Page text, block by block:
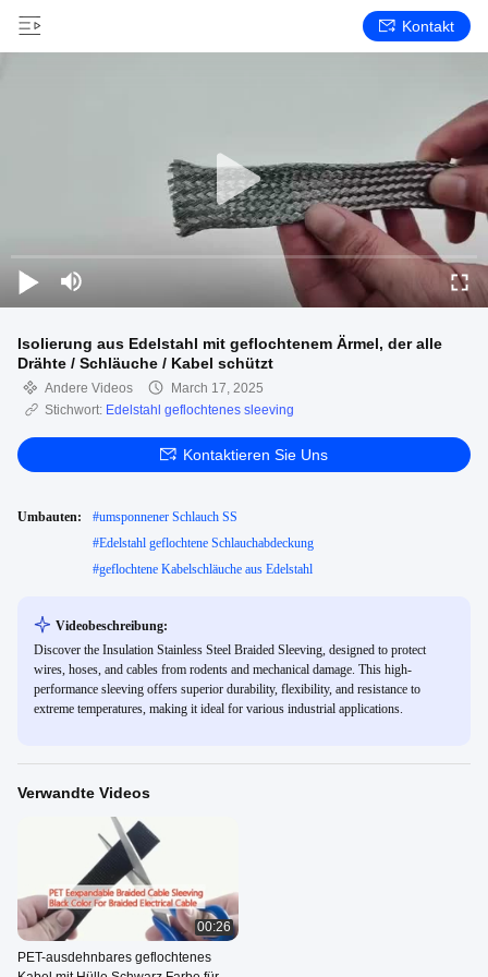
Kontakt
Isolierung aus Edelstahl mit geflochtenem Ärmel, der alle
Drähte / Schläuche / Kabel schützt
Andere Videos
March 17, 2025
Stichwort: Edelstahl geflochtenes sleeving
Kontaktieren Sie Uns
Umbauten: #umsponnener Schlauch SS
#Edelstahl geflochtene Schlauchabdeckung
#geflochtene Kabelschläuche aus Edelstahl
Videobeschreibung:
Discover the Insulation Stainless Steel Braided Sleeving, designed to protect
wires, hoses, and cables from rodents and mechanical damage. This high-
performance sleeving offers superior durability, flexibility, and resistance to
extreme temperatures, making it ideal for various industrial applications.
Verwandte Videos
00:26
PET-ausdehnbares geflochtenes